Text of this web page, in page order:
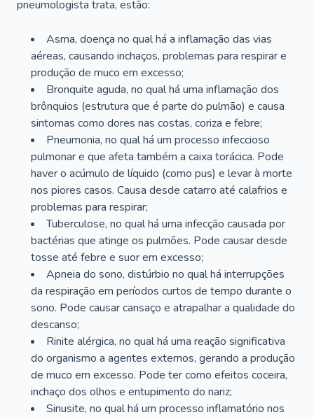
pneumologista trata, estão:
Asma, doença no qual há a inflamação das vias
aéreas, causando inchaços, problemas para respirar e
produção de muco em excesso;
Bronquite aguda, no qual há uma inflamação dos
brônquios (estrutura que é parte do pulmão) e causa
sintomas como dores nas costas, coriza e febre;
Pneumonia, no qual há um processo infeccioso
pulmonar e que afeta também a caixa torácica. Pode
haver o acúmulo de líquido (como pus) e levar à morte
nos piores casos. Causa desde catarro até calafrios e
problemas para respirar;
Tuberculose, no qual há uma infecção causada por
bactérias que atinge os pulmões. Pode causar desde
tosse até febre e suor em excesso;
Apneia do sono, distúrbio no qual há interrupções
da respiração em períodos curtos de tempo durante o
sono. Pode causar cansaço e atrapalhar a qualidade do
descanso;
Rinite alérgica, no qual há uma reação significativa
do organismo a agentes externos, gerando a produção
de muco em excesso. Pode ter como efeitos coceira,
inchaço dos olhos e entupimento do nariz;
Sinusite, no qual há um processo inflamatório nos